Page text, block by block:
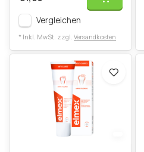
Vergleichen
* Inkl. MwSt. zzgl. Versandkosten